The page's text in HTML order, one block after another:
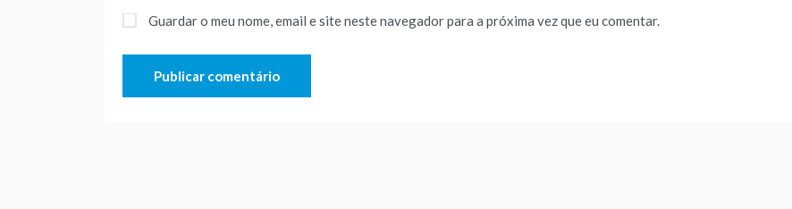
Guardar o meu nome, email e site neste navegador para a próxima vez que eu comentar.